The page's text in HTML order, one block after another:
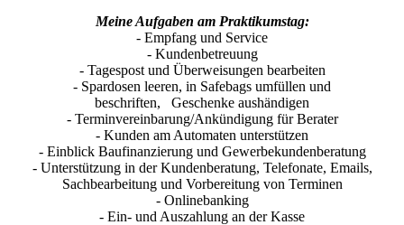
Meine Aufgaben am Praktikumstag:
- Empfang und Service
- Kundenbetreuung
- Tagespost und Überweisungen bearbeiten
- Spardosen leeren, in Safebags umfüllen und
beschriften, Geschenke aushändigen
- Terminvereinbarung/Ankündigung für Berater
- Kunden am Automaten unterstützen
- Einblick Baufinanzierung und Gewerbekundenberatung
- Unterstützung in der Kundenberatung, Telefonate, Emails,
Sachbearbeitung und Vorbereitung von Terminen
- Onlinebanking
- Ein- und Auszahlung an der Kasse